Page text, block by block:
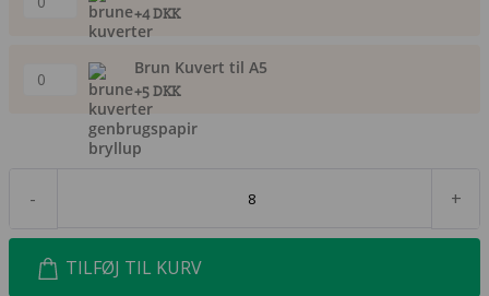
- +
TILFØJ TIL KURV
+4 DKK
Brun Kuvert til A5
+5 DKK